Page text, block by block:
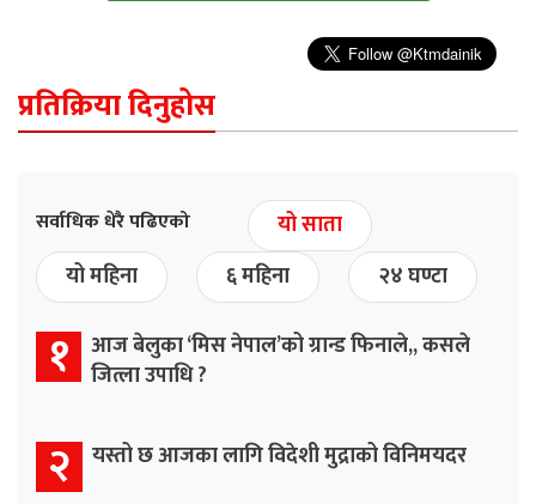
प्रतिक्रिया दिनुहोस
सर्वाधिक धेरै पढिएको
यो साता
यो महिना
६ महिना २४ घण्टा
१ आज बेलुका ‘मिस नेपाल’को ग्रान्ड फिनाले,, कसले
जित्ला उपाधि ?
२ यस्तो छ आजका लागि विदेशी मुद्राको विनिमयदर